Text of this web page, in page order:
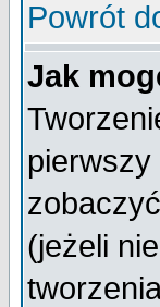
Powrót
Jak
(jeżeli